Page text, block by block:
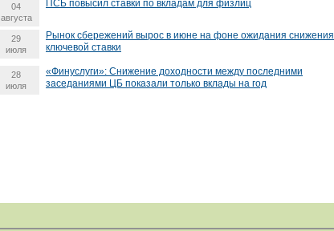
04
августа
ПСБ повысил ставки по вкладам для физлиц
29
июля
Рынок сбережений вырос в июне на фоне ожидания снижения
ключевой ставки
28
июля
«Финуслуги»: Снижение доходности между последними
заседаниями ЦБ показали только вклады на год